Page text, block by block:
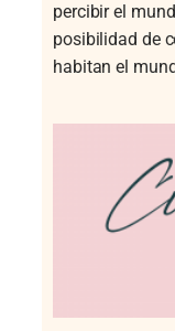
percibir el
posibilidad de
habitan el